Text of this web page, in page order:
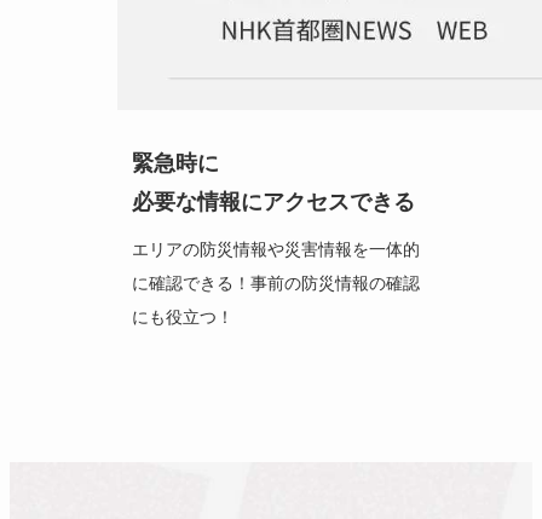
緊急時に
必要な情報にアクセスできる
エリアの防災情報や災害情報を一体的
に確認できる！事前の防災情報の確認
にも役立つ！